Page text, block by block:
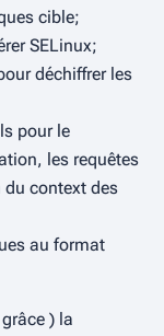
cible;
SELinux;
déchiffrer les
pour le
les requêtes
context des
au format
) la